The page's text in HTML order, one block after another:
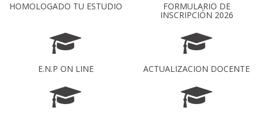
HOMOLOGADO TU ESTUDIO FORMULARIO DE
INSCRIPCIÓN 2026
E.N.P ON LINE ACTUALIZACION DOCENTE